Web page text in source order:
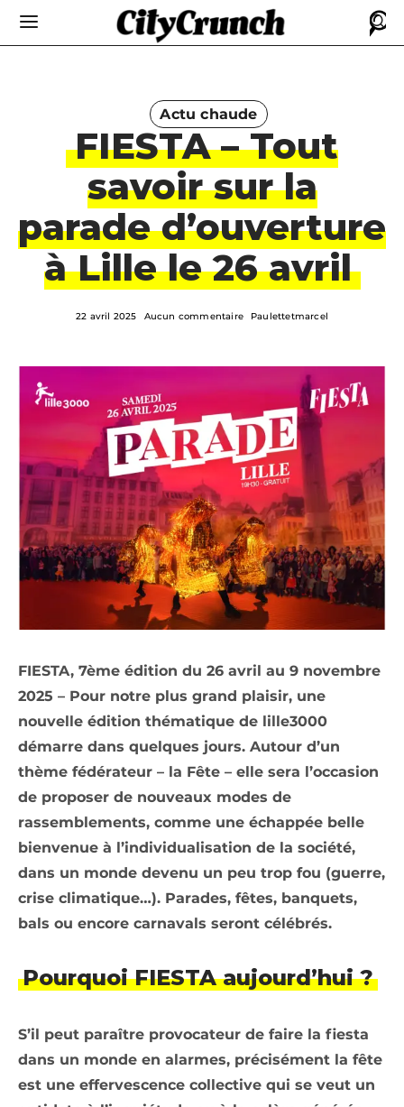
Actu chaude
FIESTA – Tout
savoir sur la
parade d’ouverture
à Lille le 26 avril
22 avril 2025 Aucun commentaire Paulettetmarcel
FIESTA, 7ème édition du 26 avril au 9 novembre
2025 – Pour notre plus grand plaisir, une
nouvelle édition thématique de lille3000
démarre dans quelques jours. Autour d’un
thème fédérateur – la Fête – elle sera l’occasion
de proposer de nouveaux modes de
rassemblements, comme une échappée belle
bienvenue à l’individualisation de la société,
dans un monde devenu un peu trop fou (guerre,
crise climatique…). Parades, fêtes, banquets,
bals ou encore carnavals seront célébrés.
Pourquoi FIESTA aujourd’hui ?
S’il peut paraître provocateur de faire la fiesta
dans un monde en alarmes, précisément la fête
est une effervescence collective qui se veut un